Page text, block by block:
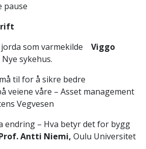
pause
som varmekilde Viggo
sykehus.
til for å sikre bedre
veiene våre – Asset management
Vegvesen
endring – Hva betyr det for bygg
Antti Niemi, Oulu Universitet